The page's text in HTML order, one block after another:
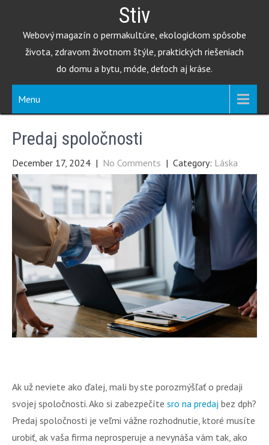
content
Stiv
Webový magazín o permakultúre, ekologickom spôsobe
života, zdravom životnom štýle, praktických riešeniach
do domu a bytu, móde, deťoch aj kráse.
Menu
Predaj spoločnosti
December 17, 2024 | No Comments | Category: Láska
Ak už neviete ako ďalej, mali by ste porozmýšľať o predaji
svojej spoločnosti. Ako si zabezpečíte sro na predaj bez dph?
Predaj spoločnosti je veľmi vážne rozhodnutie, ktoré musíte
urobiť, ak vaša firma neprosperuje a nevynáša vám tak, ako